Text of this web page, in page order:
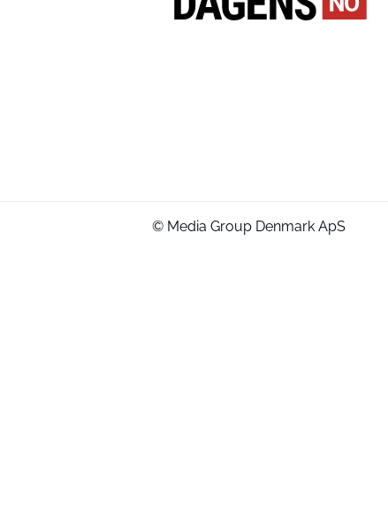
© Media Group Denmark ApS